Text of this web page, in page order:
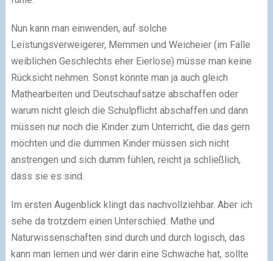
Nun kann man einwenden, auf solche
Leistungsverweigerer, Memmen und Weicheier (im Falle
weiblichen Geschlechts eher Eierlose) müsse man keine
Rücksicht nehmen. Sonst könnte man ja auch gleich
Mathearbeiten und Deutschaufsätze abschaffen oder
warum nicht gleich die Schulpflicht abschaffen und dann
müssen nur noch die Kinder zum Unterricht, die das gern
möchten und die dummen Kinder müssen sich nicht
anstrengen und sich dumm fühlen, reicht ja schließlich,
dass sie es sind.
Im ersten Augenblick klingt das nachvollziehbar. Aber ich
sehe da trotzdem einen Unterschied. Mathe und
Naturwissenschaften sind durch und durch logisch, das
kann man lernen und wer darin eine Schwäche hat, sollte